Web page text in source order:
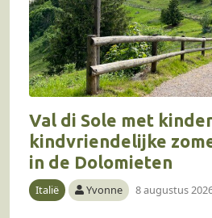
Val di Sole met
kindvriendelijke
in de Dolomieten
Italië Yvonne 8 augustus